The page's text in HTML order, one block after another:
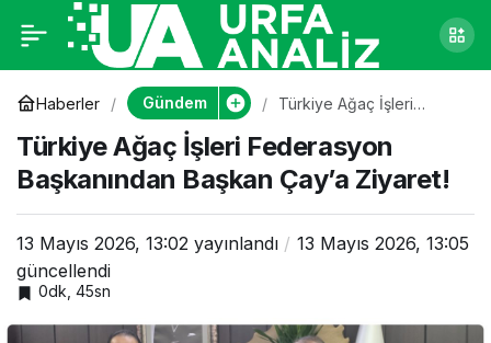
Haberler Gündem
Türkiye Ağaç İşleri
Başkan Çay’a Ziyaret!
Türkiye Ağaç İşleri Federasyon
Başkanından Başkan Çay’a Ziyaret!
13 Mayıs 2026, 13:02 yayınlandı
13 Mayıs 2026, 13:05
güncellendi
0dk, 45sn
Türkiye Ağaç İşleri
Federasyon
Başkanından Başkan
Çay’a Ziyaret!
0